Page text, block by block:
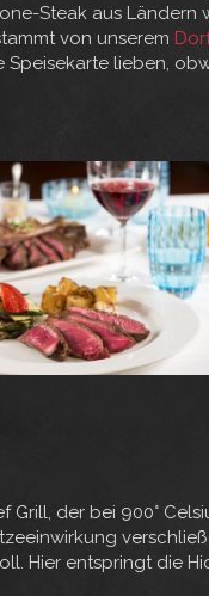
Steak aus
von unserem
Speisekarte lieben,
der bei 900°
Hier entspringt die